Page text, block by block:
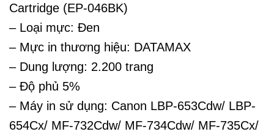
Cartridge (EP-046BK)
– Loại mực: Đen
– Mực in thương hiệu: DATAMAX
– Dung lượng: 2.200 trang
– Độ phủ 5%
– Máy in sử dụng: Canon LBP-653Cdw/ LBP-
654Cx/ MF-732Cdw/ MF-734Cdw/ MF-735Cx/